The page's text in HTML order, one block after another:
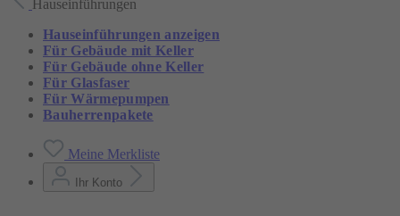
Hauseinführungen
Hauseinführungen anzeigen
Für Gebäude mit Keller
Für Gebäude ohne Keller
Für Glasfaser
Für Wärmepumpen
Bauherrenpakete
Meine Merkliste
Ihr Konto